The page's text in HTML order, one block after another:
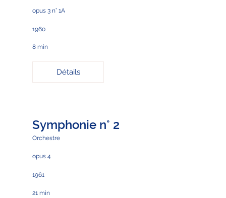
opus 3 n° 1A
1960
8 min
Détails
Symphonie n° 2
Orchestre
opus 4
1961
21 min